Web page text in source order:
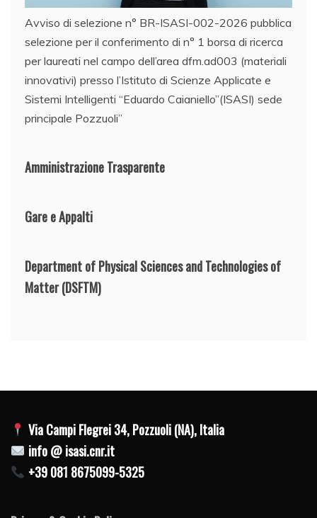
Avviso di selezione n° BR-ISASI-002-2026 pubblica
selezione per il conferimento di n° 1 borsa di ricerca
per laureati nel campo dell’area dfm.ad003 (materiali
innovativi) presso l’Istituto di Scienze Applicate e
Sistemi Intelligenti “Eduardo Caianiello”(ISASI) sede
principale Pozzuoli”
Amministrazione Trasparente
Gare e Appalti
Department of Physical Sciences and Technologies of
Matter(DSFTM)
Via Campi Flegrei 34, Pozzuoli (NA), Italia
info @ isasi.cnr.it
+39 081 8675099-5325